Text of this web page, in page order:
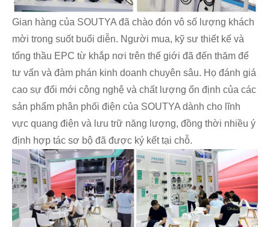
Gian hàng của SOUTYA đã chào đón vô số lượng khách
mời trong suốt buổi diễn. Người mua, kỹ sư thiết kế và
tổng thầu EPC từ khắp nơi trên thế giới đã đến thăm để
tư vấn và đàm phán kinh doanh chuyên sâu. Họ đánh giá
cao sự đổi mới công nghệ và chất lượng ổn định của các
sản phẩm phân phối điện của SOUTYA dành cho lĩnh
vực quang điện và lưu trữ năng lượng, đồng thời nhiều ý
định hợp tác sơ bộ đã được ký kết tại chỗ.